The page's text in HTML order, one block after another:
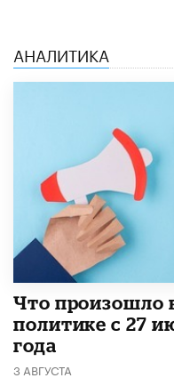
АНАЛИТИКА
​Что произошло
политике с 27
года
3 АВГУСТА